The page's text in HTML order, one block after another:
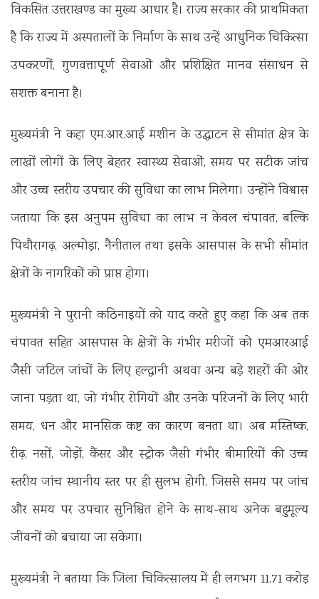
विकसित उत्तराखण्ड का मुख्य आधार है। राज्य सरकार की प्राथमिकता
है कि राज्य में अस्पतालों के निर्माण के साथ उन्हें आधुनिक चिकित्सा
उपकरणों, गुणवत्तापूर्ण सेवाओं और प्रशिक्षित मानव संसाधन से
सशक्त बनाना है।
मुख्यमंत्री ने कहा एम.आर.आई मशीन के उद्घाटन से सीमांत क्षेत्र के
लाखों लोगों के लिए बेहतर स्वास्थ्य सेवाओं, समय पर सटीक जांच
और उच्च स्तरीय उपचार की सुविधा का लाभ मिलेगा। उन्होंने विश्वास
जताया कि इस अनुपम सुविधा का लाभ न केवल चंपावत, बल्कि
पिथौरागढ़, अल्मोड़ा, नैनीताल तथा इसके आसपास के सभी सीमांत
क्षेत्रों के नागरिकों को प्राप्त होगा।
मुख्यमंत्री ने पुरानी कठिनाइयों को याद करते हुए कहा कि अब तक
चंपावत सहित आसपास के क्षेत्रों के गंभीर मरीजों को एमआरआई
जैसी जटिल जांचों के लिए हल्द्वानी अथवा अन्य बड़े शहरों की ओर
जाना पड़ता था, जो गंभीर रोगियों और उनके परिजनों के लिए भारी
समय, धन और मानसिक कष्ट का कारण बनता था। अब मस्तिष्क,
रीढ़, नसों, जोड़ों, कैंसर और स्ट्रोक जैसी गंभीर बीमारियों की उच्च
स्तरीय जांच स्थानीय स्तर पर ही सुलभ होगी, जिससे समय पर जांच
और समय पर उपचार सुनिश्चित होने के साथ-साथ अनेक बहुमूल्य
जीवनों को बचाया जा सकेगा।
मुख्यमंत्री ने बताया कि जिला चिकित्सालय में ही लगभग 11.71 करोड़